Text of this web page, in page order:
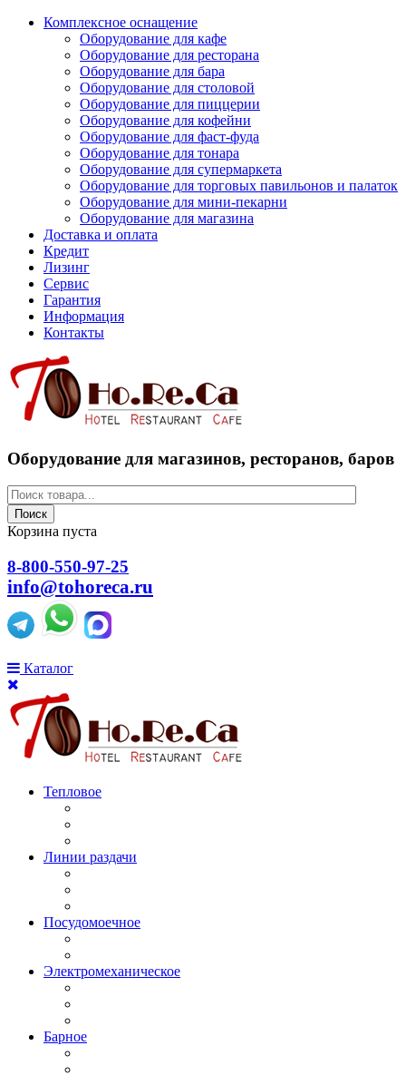
Комплексное оснащение
Оборудование для кафе
Оборудование для ресторана
Оборудование для бара
Оборудование для столовой
Оборудование для пиццерии
Оборудование для кофейни
Оборудование для фаст-фуда
Оборудование для тонара
Оборудование для супермаркета
Оборудование для торговых павильонов и палаток
Оборудование для мини-пекарни
Оборудование для магазина
Доставка и оплата
Кредит
Лизинг
Сервис
Гарантия
Информация
Контакты
Оборудование для магазинов, ресторанов, баров
Поиск
Корзина пуста
8-800-550-97-25
info@tohoreca.ru
Каталог
Тепловое
Линии раздачи
Посудомоечное
Электромеханическое
Барное